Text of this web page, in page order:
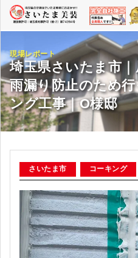
現場レポート
埼玉県さいたま市
雨漏り防止のため
ング工事｜O様邸
さいたま市 コーキング